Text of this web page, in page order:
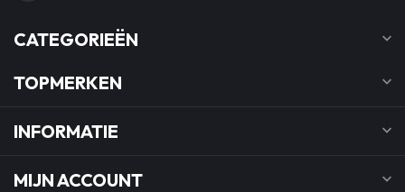
CATEGORIEËN
TOPMERKEN
INFORMATIE
MIJN ACCOUNT